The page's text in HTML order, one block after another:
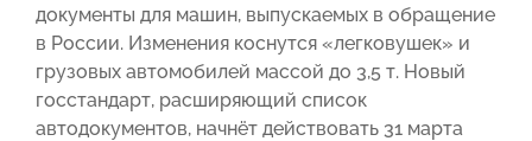
документы для машин, выпускаемых в обращение
в России. Изменения коснутся «легковушек» и
грузовых автомобилей массой до 3,5 т. Новый
госстандарт, расширяющий список
автодокументов, начнёт действовать 31 марта